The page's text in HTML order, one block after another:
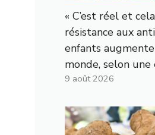
« C’est réel et
résistance aux
enfants
monde, selon
9 août 2026